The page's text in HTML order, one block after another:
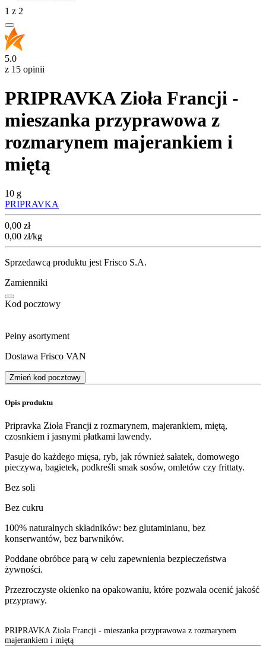
1 z 2
5.0
z 15 opinii
PRIPRAVKA Zioła Francji -
mieszanka przyprawowa z
rozmarynem majerankiem i
miętą
10 g
PRIPRAVKA
Cena
0,00 zł
0,00 zł/kg
Sprzedawcą produktu jest Frisco S.A.
Zamienniki
Kod pocztowy
Pełny asortyment
Dostawa Frisco VAN
Zmień kod pocztowy
Opis produktu
Pripravka Zioła Francji z rozmarynem, majerankiem, miętą,
czosnkiem i jasnymi płatkami lawendy.
Pasuje do każdego mięsa, ryb, jak również sałatek, domowego
pieczywa, bagietek, podkreśli smak sosów, omletów czy frittaty.
Bez soli
Bez cukru
100% naturalnych składników: bez glutaminianu, bez
konserwantów, bez barwników.
Poddane obróbce parą w celu zapewnienia bezpieczeństwa
żywności.
Рrzezroczyste okienko na opakowaniu, które pozwala ocenić jakość
przyprawy.
PRIPRAVKA Zioła Francji - mieszanka przyprawowa z rozmarynem
majerankiem i miętą